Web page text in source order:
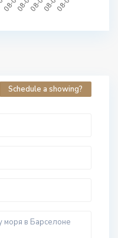
Schedule a showing?